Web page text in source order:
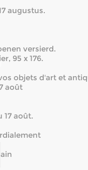
augustus.
versierd.
95 x 176.
objets d'art et
août
17 août.